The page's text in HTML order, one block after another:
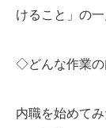
けること」の一
◇どんな作業
内職を始めて